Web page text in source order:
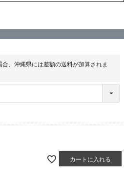
、沖縄県には差額の送料が加算されま
カートに入れる